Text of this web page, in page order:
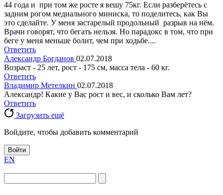
44 года и при том же росте я вешу 75кг. Если разберётесь с
задним рогом медиального миниска, то поделитесь, как Вы
это сделайте. У меня застарелый продольный разрыв на нём.
Врачи говорят, что бегать нельзя. Но парадокс в том, что при
беге у меня меньше болит, чем при ходьбе....
Ответить
Александр Богданов 02.07.2018
Возраст - 25 лет, рост - 175 см, масса тела - 60 кг.
Ответить
Владимир Метелкин 02.07.2018
Александр! Какие у Вас рост и вес, и сколько Вам лет?
Ответить
Загрузить ещё
Войдите, чтобы добавить комментарий
Войти
EN